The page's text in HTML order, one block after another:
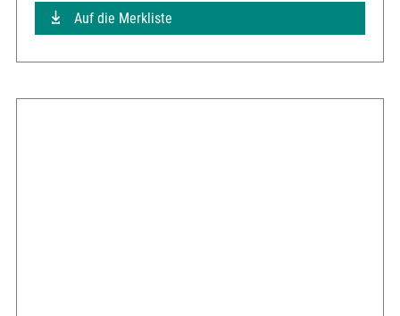
Auf die Merkliste